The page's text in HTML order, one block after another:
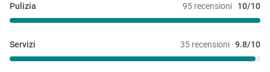
95 recensioni 10/10
Pulizia
35 recensioni 9.8/10
Servizi